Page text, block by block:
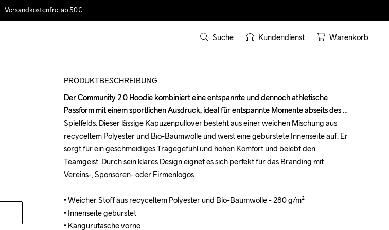
Versandkostenfrei ab 50€
Suche Kundendienst Warenkorb
PRODUKTBESCHREIBUNG
Der Community 2.0 Hoodie kombiniert eine entspannte und dennoch athletische
Passform mit einem sportlichen Ausdruck, ideal für entspannte Momente abseits des
Spielfelds. Dieser lässige Kapuzenpullover besteht aus einer weichen Mischung aus
recyceltem Polyester und Bio-Baumwolle und weist eine gebürstete Innenseite auf. Er
sorgt für ein geschmeidiges Tragegefühl und hohen Komfort und belebt den
Teamgeist. Durch sein klares Design eignet es sich perfekt für das Branding mit
Vereins-, Sponsoren- oder Firmenlogos.
• Weicher Stoff aus recyceltem Polyester und Bio-Baumwolle - 280 g/m²
• Innenseite gebürstet
• Kängurutasche vorne
Der Community 2.0 Hoodie kombiniert eine entspannte und dennoch athletische
Passform mit einem sportlichen Ausdruck, ideal für entspannte Momente abseits des
Spielfelds. Dieser lässige Kapuzenpullover besteht aus einer weichen Mischung aus
recyceltem Polyester und Bio-Baumwolle und weist eine gebürstete Innenseite auf. Er
sorgt für ein geschmeidiges Tragegefühl und hohen Komfort und belebt den
Teamgeist. Durch sein klares Design eignet es sich perfekt für das Branding mit
Vereins-, Sponsoren- oder Firmenlogos.
• Weicher Stoff aus recyceltem Polyester und Bio-Baumwolle - 280 g/m²
• Innenseite gebürstet
• Kängurutasche vorne